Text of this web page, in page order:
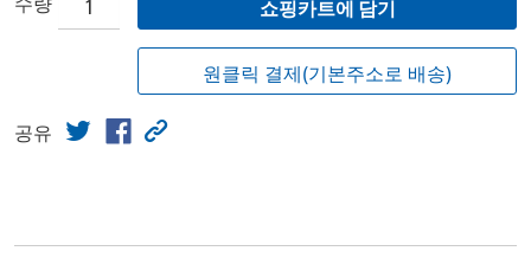
쇼핑카트에 담기
원클릭 결제(기본주소로 배송)
공유